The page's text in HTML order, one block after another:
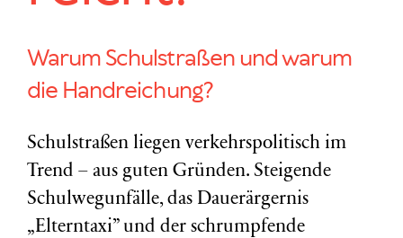
Warum Schulstraßen und warum
die Handreichung?
Schulstraßen liegen verkehrspolitisch im
Trend – aus guten Gründen. Steigende
Schulwegunfälle, das Dauerärgernis
„Elterntaxi” und der schrumpfende